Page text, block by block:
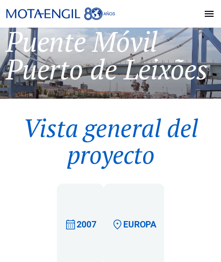
Puente Móvil
Puerto de Leixões
Vista general del
proyecto
2007 EUROPA